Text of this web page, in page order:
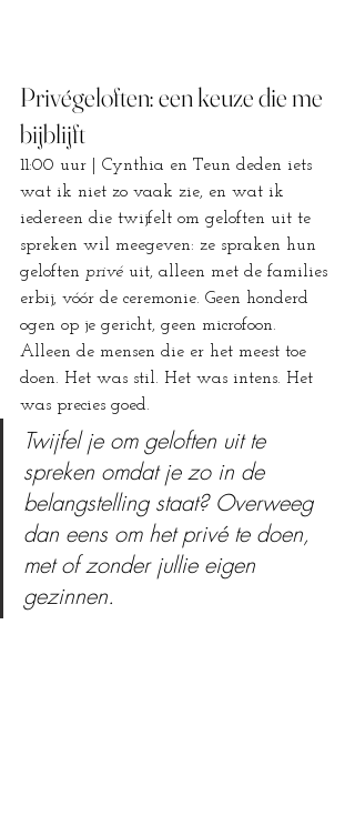
Privégeloften: een keuze die me
bijblijft
11:00 uur | Cynthia en Teun deden iets
wat ik niet zo vaak zie, en wat ik
iedereen die twijfelt om geloften uit te
spreken wil meegeven: ze spraken hun
geloften privé uit, alleen met de families
erbij, vóór de ceremonie. Geen honderd
ogen op je gericht, geen microfoon.
Alleen de mensen die er het meest toe
doen. Het was stil. Het was intens. Het
was precies goed.
Twijfel je om geloften uit te
spreken omdat je zo in de
belangstelling staat? Overweeg
dan eens om het privé te doen,
met of zonder jullie eigen
gezinnen.